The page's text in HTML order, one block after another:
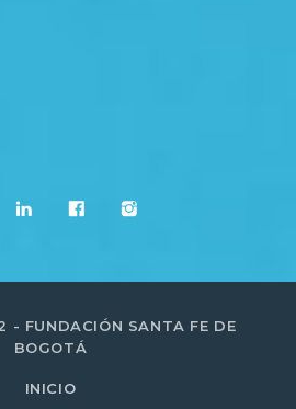
- FUNDACIÓN SANTA FE DE
BOGOTÁ
INICIO